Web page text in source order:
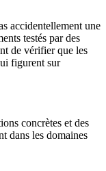
accidentellement une
testés par des
de vérifier que les
figurent sur
concrètes et des
dans les domaines